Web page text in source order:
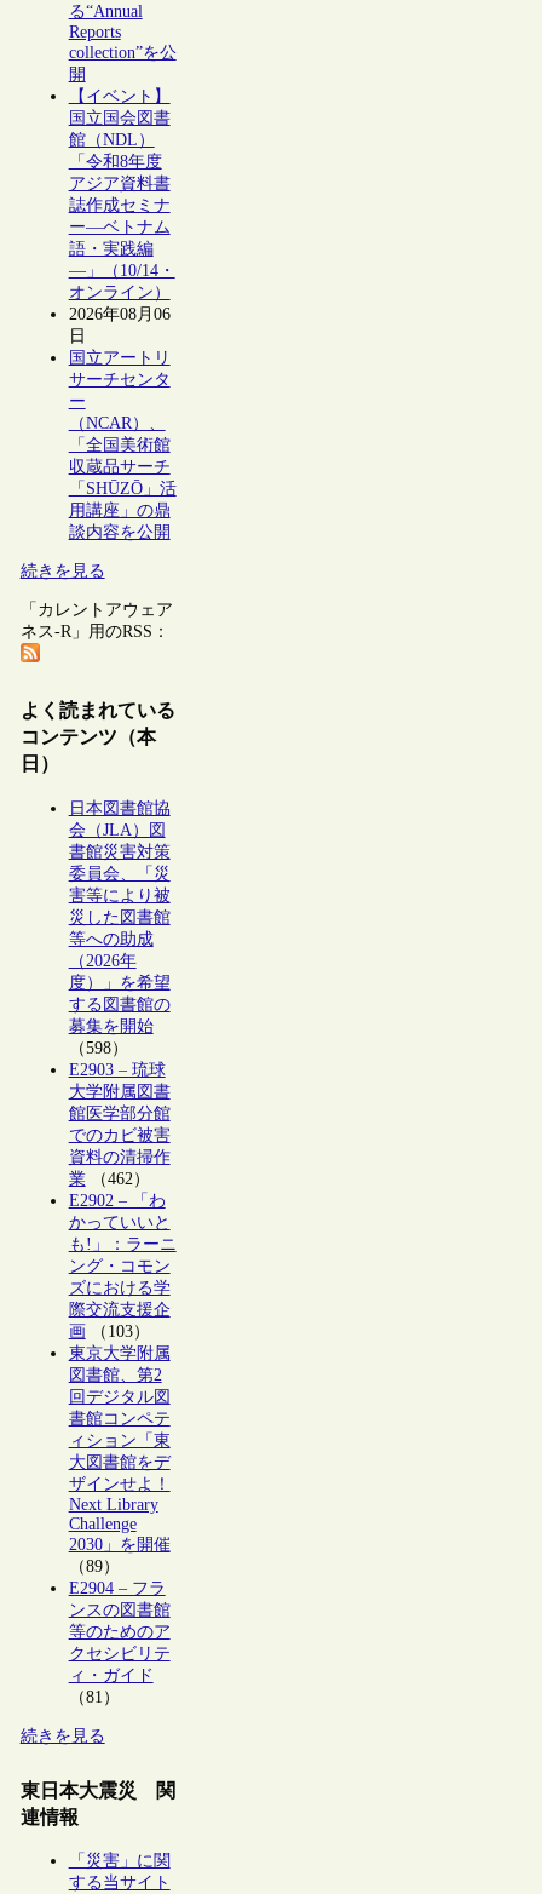
る“Annual
Reports
collection”を公
開
【イベント】
国立国会図書
館（NDL）
「令和8年度
アジア資料書
誌作成セミナ
ー―ベトナム
語・実践編
―」（10/14・
オンライン）
2026年08月06
日
国立アートリ
サーチセンタ
ー
（NCAR）、
「全国美術館
収蔵品サーチ
「SHŪZŌ」活
用講座」の鼎
談内容を公開
続きを見る
「カレントアウェア
ネス-R」用のRSS：
よく読まれている
コンテンツ（本
日）
日本図書館協
会（JLA）図
書館災害対策
委員会、「災
害等により被
災した図書館
等への助成
（2026年
度）」を希望
する図書館の
募集を開始
（598）
E2903 – 琉球
大学附属図書
館医学部分館
でのカビ被害
資料の清掃作
業（462）
E2902 – 「わ
かっていいと
も!」：ラーニ
ング・コモン
ズにおける学
際交流支援企
画（103）
東京大学附属
図書館、第2
回デジタル図
書館コンペテ
ィション「東
大図書館をデ
ザインせよ！
Next Library
Challenge
2030」を開催
（89）
E2904 – フラ
ンスの図書館
等のためのア
クセシビリテ
ィ・ガイド
（81）
続きを見る
東日本大震災 関
連情報
「災害」に関
する当サイト